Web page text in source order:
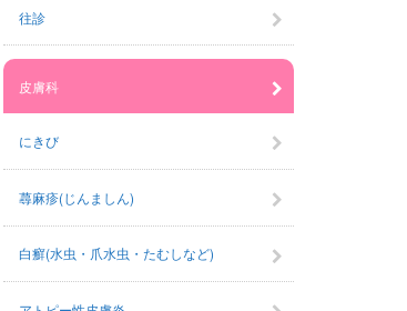
往診
皮膚科
にきび
蕁麻疹(じんましん)
白癬(水虫・爪水虫・たむしなど)